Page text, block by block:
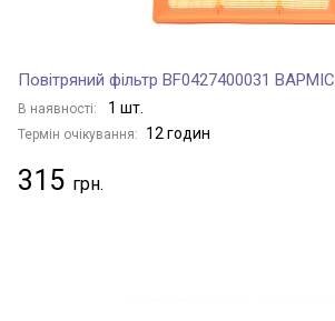
Повітряний фільтр BF0427400031 BAPMIC
В наявності: 1 шт.
Термін очікування: 12 годин
315